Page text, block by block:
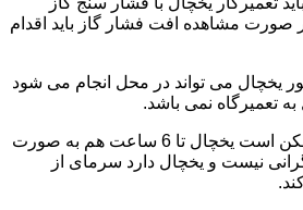
در صورت مشاهده افت فشار گاز باید اقدام
یخچال می تواند در محل انجام می شود
تعمیرگاه نمی باشد.
بعد از شارژ گاز،موتور ممکن است یخچال تا 6 ساعت هم به صورت
نیست و یخچال دارد سرمای از